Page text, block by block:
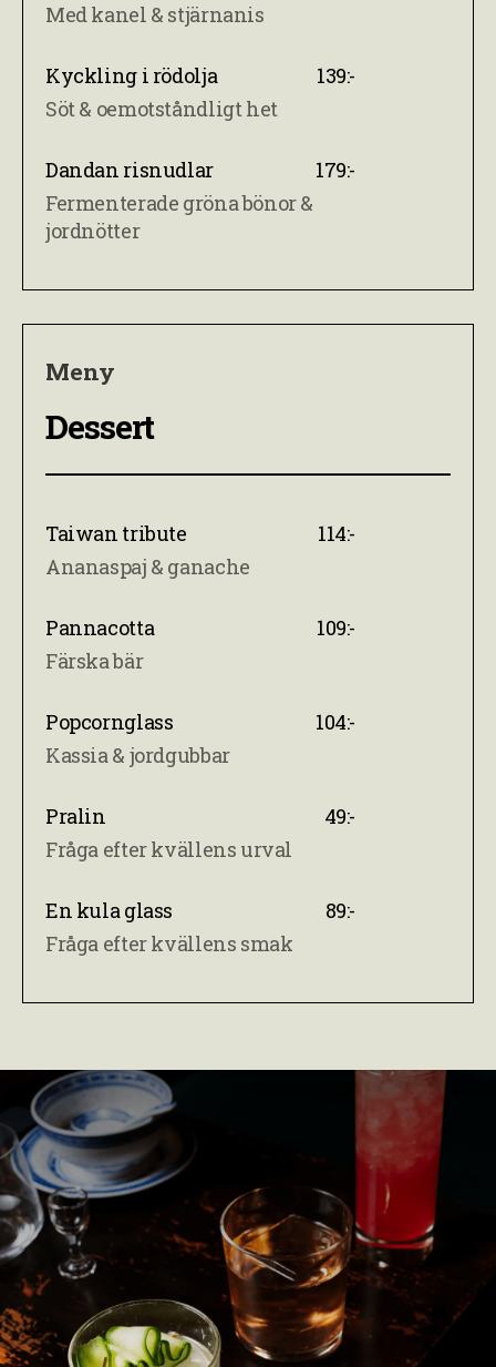
Med kanel & stjärnanis
Kyckling i rödolja
139:-
Söt & oemotståndligt het
Dandan risnudlar
179:-
Fermenterade gröna bönor &
jordnötter
Meny
Dessert
Taiwan tribute
114:-
Ananaspaj & ganache
Pannacotta
109:-
Färska bär
Popcornglass
104:-
Kassia & jordgubbar
Pralin
49:-
Fråga efter kvällens urval
En kula glass
89:-
Fråga efter kvällens smak